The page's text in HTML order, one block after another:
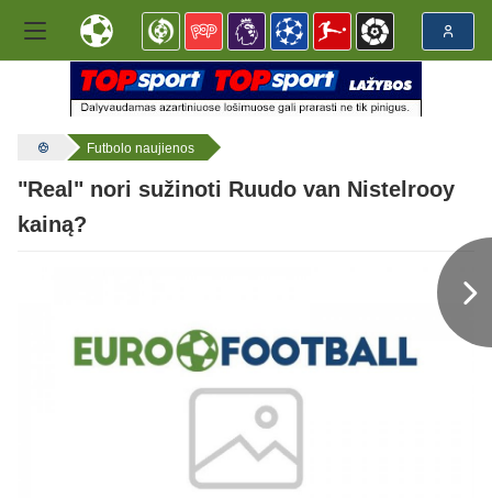
Futbolo naujienos
"Real" nori sužinoti Ruudo van Nistelrooy
kainą?